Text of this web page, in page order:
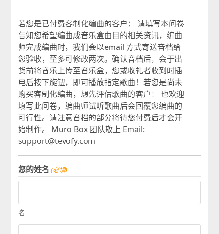
若您是已付费客制化编曲的客户： 请填写本问卷
告知您希望编曲成音乐盒曲目的相关资讯，编曲
师完成编曲时，我们会以email 方式寄送音档给
您验收，至多可修改两次。确认音档后，会于出
货前将音乐上传至音乐盒，您或收礼者收到时插
电后按下旋钮，即可播放指定歌曲！若您是尚未
购买客制化编曲，想先评估歌曲的客户： 也欢迎
填写此问卷，编曲师试听歌曲后会回覆您编曲的
可行性。请注意音档的部分将待您付费后才会开
始制作。 Muro Box 团队敬上 Email:
support@tevofy.com
您的姓名 (必填)
名